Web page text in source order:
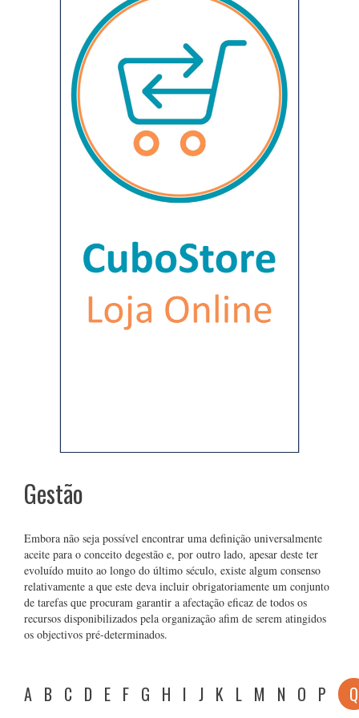
Gestão
Embora não seja possível encontrar uma definição universalmente
aceite para o conceito degestão e, por outro lado, apesar deste ter
evoluído muito ao longo do último século, existe algum consenso
relativamente a que este deva incluir obrigatoriamente um conjunto
de tarefas que procuram garantir a afectação eficaz de todos os
recursos disponibilizados pela organização afim de serem atingidos
os objectivos pré-determinados.
A B C D E F G H I J K L M N O P Q